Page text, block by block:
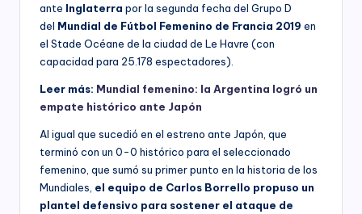
ante Inglaterra por la segunda fecha del Grupo D
del Mundial de Fútbol Femenino de Francia 2019 en
el Stade Océane de la ciudad de Le Havre (con
capacidad para 25.178 espectadores).
Leer más: Mundial femenino: la Argentina logró un
empate histórico ante Japón
Al igual que sucedió en el estreno ante Japón, que
terminó con un 0-0 histórico para el seleccionado
femenino, que sumó su primer punto en la historia de los
Mundiales, el equipo de Carlos Borrello propuso un
plantel defensivo para sostener el ataque de